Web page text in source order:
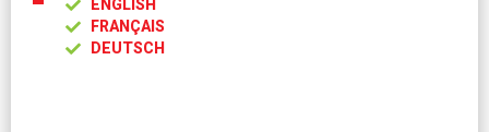
ENGLISH
FRANÇAIS
DEUTSCH